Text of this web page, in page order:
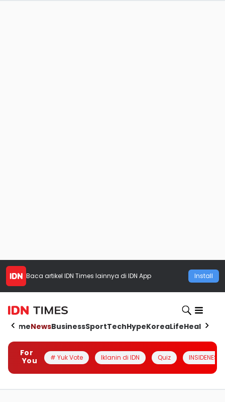
Baca artikel IDN Times lainnya di IDN App Install
HomeNewsBusinessSportTechHypeKoreaLifeHealth
For
You
# Yuk Vote Iklanin di IDN Quiz INSIDENESIA